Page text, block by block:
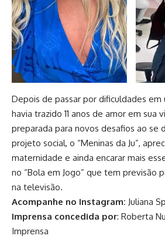
Depois de passar por dificuldades em
havia trazido 11 anos de amor em sua
preparada para novos desafios ao se
projeto social, o “Meninas da Ju”,
maternidade e ainda encarar mais
no “Bola em Jogo” que tem previsão
na televisão.
Acompanhe no Instagram: Juliana
Imprensa concedida por: Roberta
Imprensa